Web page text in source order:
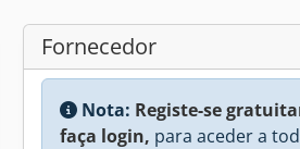
Fornecedor
Nota: Registe-se
faça login, para aceder a